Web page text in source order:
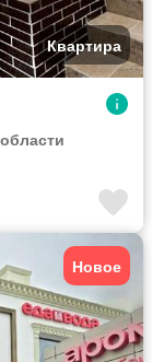
Квартира
Новое